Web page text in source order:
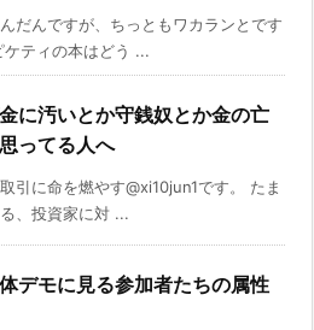
だんですが、ちっともワカランとです
ティの本はどう ...
に汚いとか守銭奴とか金の亡
ってる人へ
引に命を燃やす@xi10jun1です。 たま
、投資家に対 ...
デモに見る参加者たちの属性